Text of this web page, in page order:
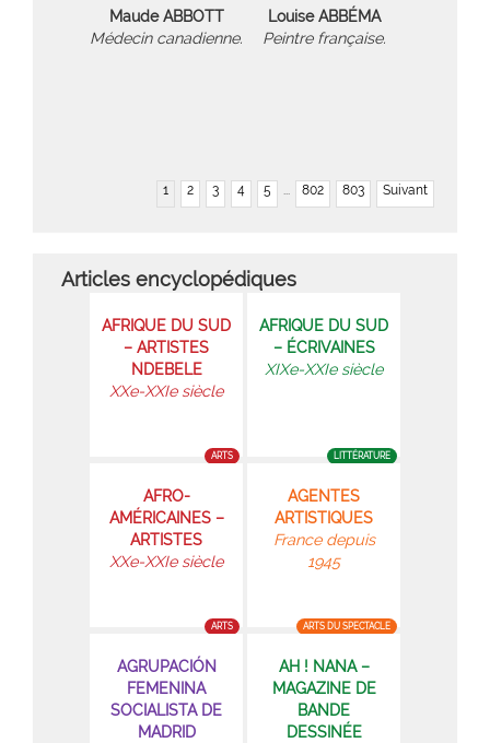
Maude ABBOTT
Médecin canadienne.
Louise ABBÉMA
Peintre française.
1 2 3 4 5 ... 802 803 Suivant
Articles encyclopédiques
AFRIQUE DU SUD
– ARTISTES
NDEBELE
XXe-XXIe siècle
ARTS
AFRIQUE DU SUD
– ÉCRIVAINES
XIXe-XXIe siècle
LITTÉRATURE
AFRO-
AMÉRICAINES –
ARTISTES
XXe-XXIe siècle
ARTS
AGENTES
ARTISTIQUES
France depuis
1945
ARTS DU SPECTACLE
AGRUPACIÓN
FEMENINA
SOCIALISTA DE
MADRID
AH ! NANA –
MAGAZINE DE
BANDE
DESSINÉE